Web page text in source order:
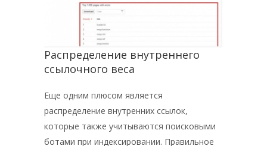
Распределение внутреннего
ссылочного веса
Еще одним плюсом является
распределение внутренних ссылок,
которые также учитываются поисковыми
ботами при индексировании. Правильное